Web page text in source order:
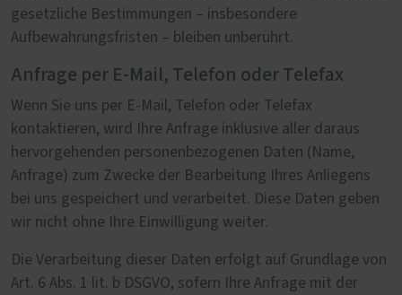
gesetzliche Bestimmungen – insbesondere
Aufbewahrungsfristen – bleiben unberührt.
Anfrage per E-Mail, Telefon oder Telefax
Wenn Sie uns per E-Mail, Telefon oder Telefax
kontaktieren, wird Ihre Anfrage inklusive aller daraus
hervorgehenden personenbezogenen Daten (Name,
Anfrage) zum Zwecke der Bearbeitung Ihres Anliegens
bei uns gespeichert und verarbeitet. Diese Daten geben
wir nicht ohne Ihre Einwilligung weiter.
Die Verarbeitung dieser Daten erfolgt auf Grundlage von
Art. 6 Abs. 1 lit. b DSGVO, sofern Ihre Anfrage mit der